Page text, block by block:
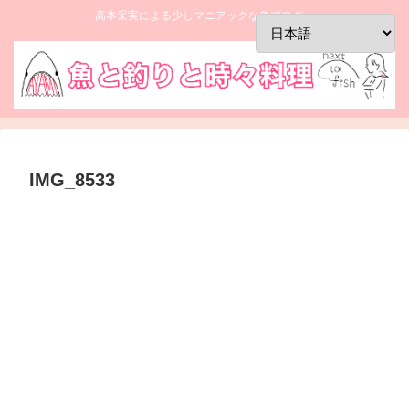
高本采実による少しマニアックな魚ブログ。
IMG_8533